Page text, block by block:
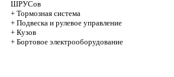
ШРУСов
+ Тормозная система
+ Подвеска и рулевое управление
+ Кузов
+ Бортовое электрооборудование